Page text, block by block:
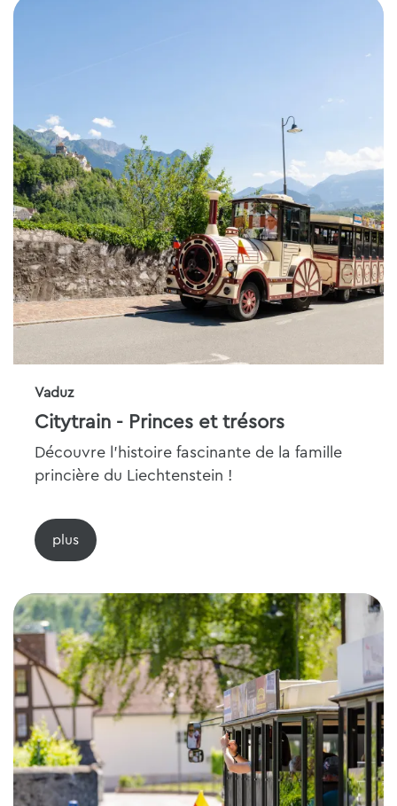
Vaduz
Citytrain - Princes et trésors
Découvre l'histoire fascinante de la famille
princière du Liechtenstein !